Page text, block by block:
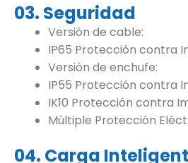
03. Seguridad
Versión de cable:
IP65 Protección contra
Versión de enchufe:
IP55 Protección contra
IK10 Protección contra
Múltiple Protección
04. Carga